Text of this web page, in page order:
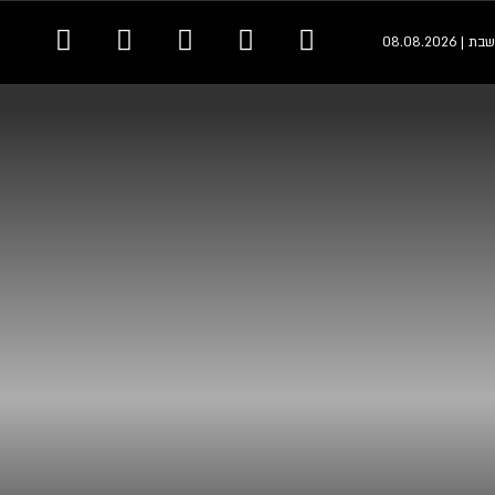
שבת | 08.08.2026